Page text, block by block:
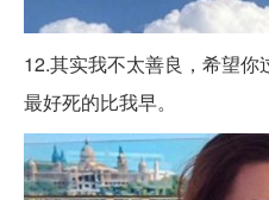
12.其实我不太善良，希望你
最好死的比我早。